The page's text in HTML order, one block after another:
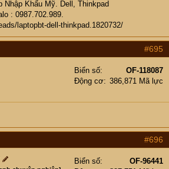
Nhập Khẩu Mỹ. Dell, Thinkpad
: 0987.702.989.
laptopbt-dell-thinkpad.1820732/
#695
Biển số
OF-118087
Động cơ
386,871 Mã lực
#696
Biển số
OF-96441